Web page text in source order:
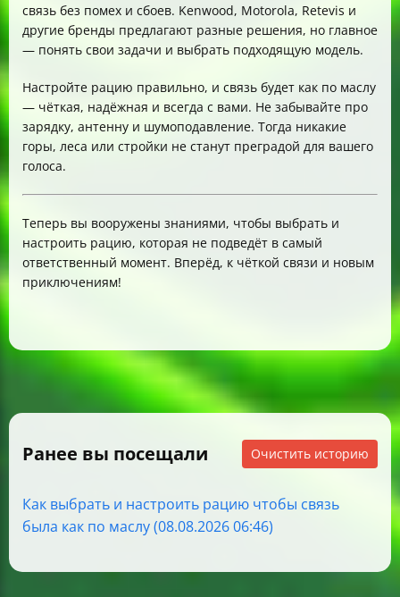
связь без помех и сбоев. Kenwood, Motorola, Retevis и
другие бренды предлагают разные решения, но главное
— понять свои задачи и выбрать подходящую модель.
Настройте рацию правильно, и связь будет как по маслу
— чёткая, надёжная и всегда с вами. Не забывайте про
зарядку, антенну и шумоподавление. Тогда никакие
горы, леса или стройки не станут преградой для вашего
голоса.
Теперь вы вооружены знаниями, чтобы выбрать и
настроить рацию, которая не подведёт в самый
ответственный момент. Вперёд, к чёткой связи и новым
приключениям!
Ранее вы посещали Очистить историю
Как выбрать и настроить рацию чтобы связь
была как по маслу (08.08.2026 06:46)